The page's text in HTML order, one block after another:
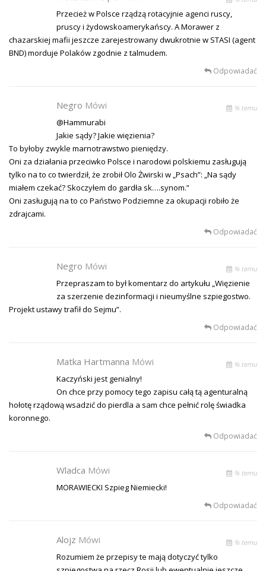
Przecież w Polsce rządzą rotacyjnie agenci ruscy,
pruscy i żydowskoamerykańscy. A Morawer z
chazarskiej mafii jeszcze zarejestrowany dwukrotnie w STASI (agent
BND) morduje Polaków zgodnie z talmudem.
Odpowiadać
Negro Mówi % temu
@Hammurabi
Jakie sądy? Jakie więzienia?
To byłoby zwykle marnotrawstwo pieniędzy.
Oni za działania przeciwko Polsce i narodowi polskiemu zasługują
tylko na to co twierdził, że zrobił Olo Żwirski w „Psach”: „Na sądy
miałem czekać? Skoczyłem do gardła sk….synom.”
Oni zasługują na to co Państwo Podziemne za okupacji robiło że
zdrajcami.
Odpowiadać
Negro Mówi % temu
Przepraszam to był komentarz do artykułu „Więzienie
za szerzenie dezinformacji i nieumyślne szpiegostwo.
Projekt ustawy trafił do Sejmu”.
Odpowiadać
Matka Hartmanna Mówi % temu
Kaczyński jest genialny!
On chce przy pomocy tego zapisu całą tą agenturalną
hołotę rządową wsadzić do pierdla a sam chce pełnić rolę świadka
koronnego.
Odpowiadać
Wladca Mówi % temu
MORAWIECKI Szpieg Niemiecki!
Odpowiadać
Alojz Mówi % temu
Rozumiem że przepisy te mają dotyczyć tylko